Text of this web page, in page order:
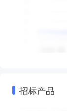
招标产品